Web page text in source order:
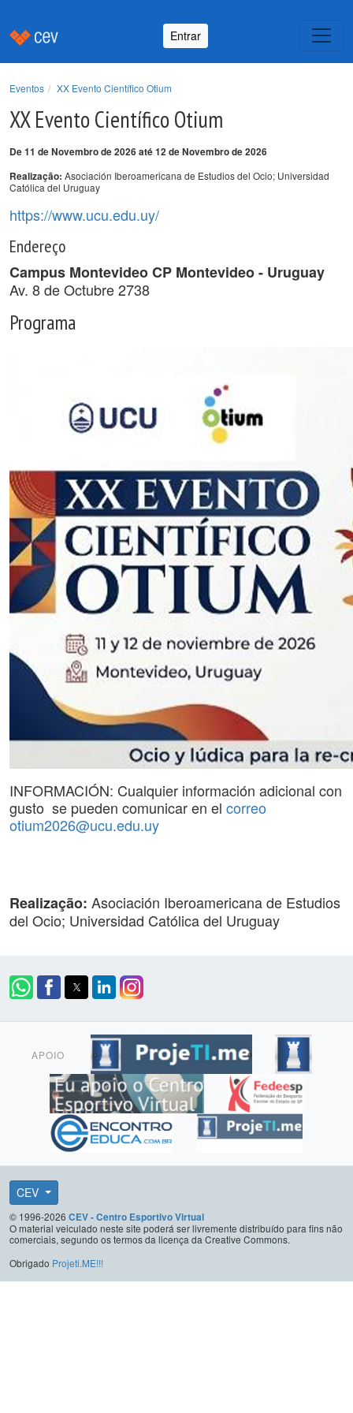
Entrar
Eventos XX Evento Científico Otium
XX Evento Científico Otium
De 11 de Novembro de 2026 até 12 de Novembro de 2026
Realização: Asociación Iberoamericana de Estudios del Ocio; Universidad
Católica del Uruguay
https://www.ucu.edu.uy/
Endereço
Campus Montevideo CP Montevideo - Uruguay
Av. 8 de Octubre 2738
Programa
INFORMACIÓN: Cualquier información adicional con
gusto se pueden comunicar en el correo
otium2026@ucu.edu.uy
Realização: Asociación Iberoamericana de Estudios
del Ocio; Universidad Católica del Uruguay
APOIO
CEV
© 1996-2026 CEV - Centro Esportivo Virtual
O material veiculado neste site poderá ser livremente distribuído para fins não
comerciais, segundo os termos da licença da Creative Commons.
Obrigado Projeti.ME!!!